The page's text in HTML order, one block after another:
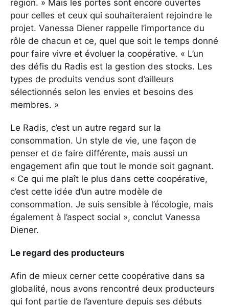
région. » Mais les portes sont encore ouvertes
pour celles et ceux qui souhaiteraient rejoindre le
projet. Vanessa Diener rappelle l’importance du
rôle de chacun et ce, quel que soit le temps donné
pour faire vivre et évoluer la coopérative. « L’un
des défis du Radis est la gestion des stocks. Les
types de produits vendus sont d’ailleurs
sélectionnés selon les envies et besoins des
membres. »
Le Radis, c’est un autre regard sur la
consommation. Un style de vie, une façon de
penser et de faire différente, mais aussi un
engagement afin que tout le monde soit gagnant.
« Ce qui me plaît le plus dans cette coopérative,
c’est cette idée d’un autre modèle de
consommation. Je suis sensible à l’écologie, mais
également à l’aspect social », conclut Vanessa
Diener.
Le regard des producteurs
Afin de mieux cerner cette coopérative dans sa
globalité, nous avons rencontré deux producteurs
qui font partie de l’aventure depuis ses débuts